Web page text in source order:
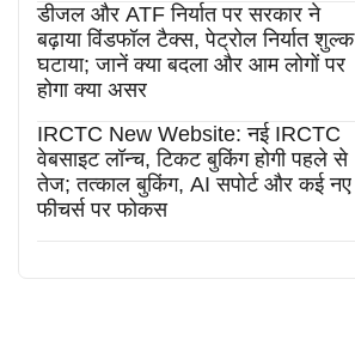
डीजल और ATF निर्यात पर सरकार ने
बढ़ाया विंडफॉल टैक्स, पेट्रोल निर्यात शुल्क
घटाया; जानें क्या बदला और आम लोगों पर
होगा क्या असर
IRCTC New Website: नई IRCTC
वेबसाइट लॉन्च, टिकट बुकिंग होगी पहले से
तेज; तत्काल बुकिंग, AI सपोर्ट और कई नए
फीचर्स पर फोकस